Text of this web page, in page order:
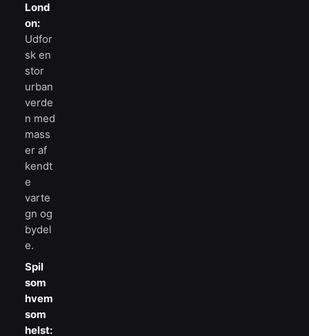
Lond
on:
Udfor
sk en
stor
urban
verde
n med
mass
er af
kendt
e
varte
gn og
bydel
e.
Spil
som
hvem
som
helst: